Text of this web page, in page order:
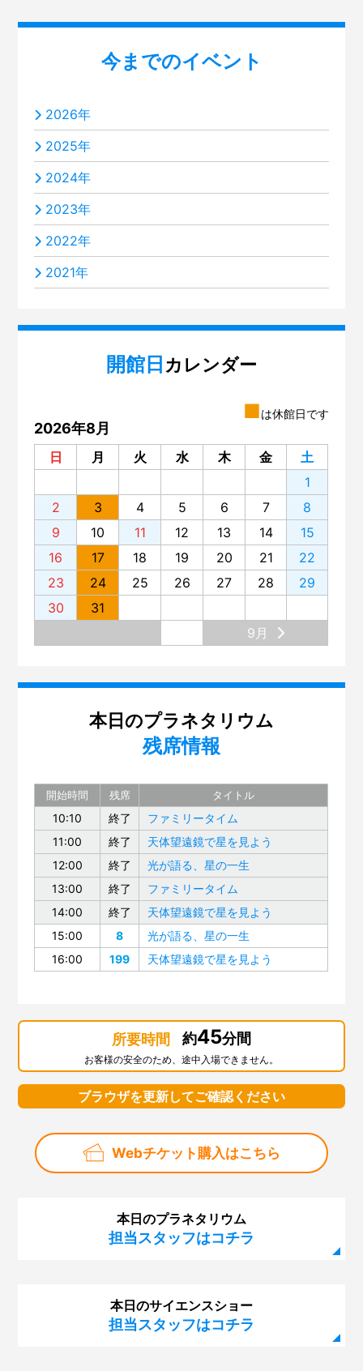
今までのイベント
2026年
2025年
2024年
2023年
2022年
2021年
開館日 カレンダー
■は休館日です
2026年8月
日 月 火 水 木 金
土
1
2
3 4 5 6 7
8
9
10 11 12 13 14
15
16
17 18 19 20 21
22
23
24 25 26 27 28
29
30
31
9月
本日のプラネタリウム
残席情報
開始時間 残席 タイトル
10:10 終了
ファミリータイム
11:00
終了
天体望遠鏡で星を見よう
12:00
終了
光が語る、星の一生
13:00
終了
ファミリータイム
14:00
終了
天体望遠鏡で星を見よう
15:00
8
光が語る、星の一生
16:00
199 天体望遠鏡で星を見よう
所要時間 約45分間
お客様の安全のため、途中入場できません。
ブラウザを更新してご確認ください
Webチケット購入はこちら
本日のプラネタリウム
担当スタッフはコチラ
本日のサイエンスショー
担当スタッフはコチラ